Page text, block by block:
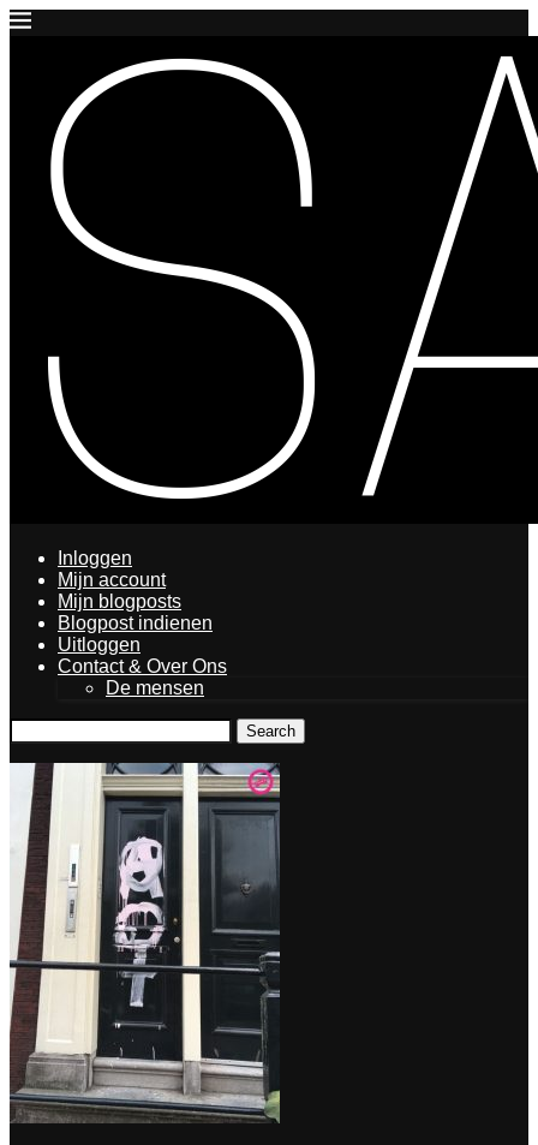
Inloggen
Mijn account
Mijn blogposts
Blogpost indienen
Uitloggen
Contact & Over Ons
De mensen
Search